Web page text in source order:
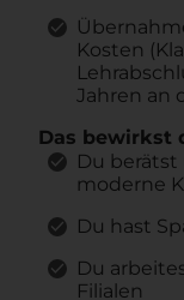
Kosten
Jahren an
Das bewirkst
Du
moderne
Du hast
Du
Filialen